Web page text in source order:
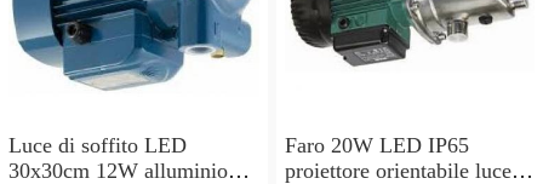
Luce di soffito LED
30x30cm 12W alluminio
Faro 20W LED IP65
proiettore orientabile luce